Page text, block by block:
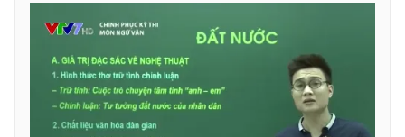
Thị trường
Chuyên mục khác
Emagazine Podcast